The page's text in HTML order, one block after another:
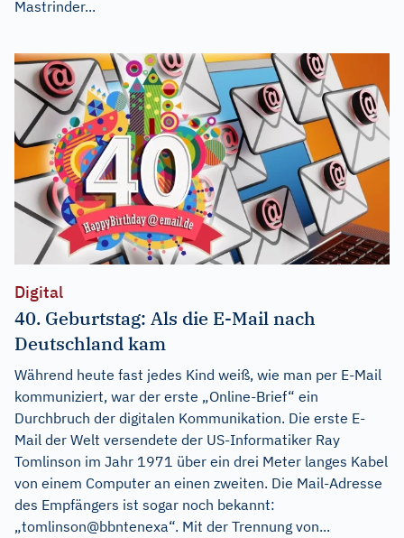
Mastrinder...
Digital
40. Geburtstag: Als die E-Mail nach
Deutschland kam
Während heute fast jedes Kind weiß, wie man per E-Mail
kommuniziert, war der erste „Online-Brief“ ein
Durchbruch der digitalen Kommunikation. Die erste E-
Mail der Welt versendete der US-Informatiker Ray
Tomlinson im Jahr 1971 über ein drei Meter langes Kabel
von einem Computer an einen zweiten. Die Mail-Adresse
des Empfängers ist sogar noch bekannt:
„tomlinson@bbntenexa“. Mit der Trennung von...